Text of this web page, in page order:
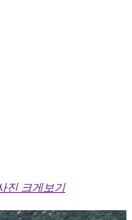
진 크게보기